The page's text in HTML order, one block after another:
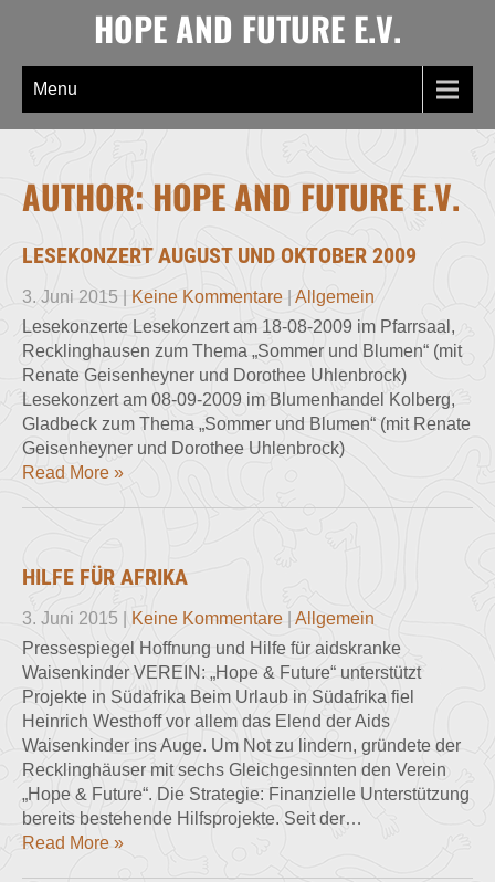
HOPE AND FUTURE E.V.
Menu
AUTHOR: HOPE AND FUTURE E.V.
LESEKONZERT AUGUST UND OKTOBER 2009
3. Juni 2015 Keine Kommentare
Allgemein
Lesekonzerte Lesekonzert am 18-08-2009 im Pfarrsaal,
Recklinghausen zum Thema „Sommer und Blumen“ (mit
Renate Geisenheyner und Dorothee Uhlenbrock)
Lesekonzert am 08-09-2009 im Blumenhandel Kolberg,
Gladbeck zum Thema „Sommer und Blumen“ (mit Renate
Geisenheyner und Dorothee Uhlenbrock)
Read More »
HILFE FÜR AFRIKA
3. Juni 2015 Keine Kommentare
Allgemein
Pressespiegel Hoffnung und Hilfe für aidskranke
Waisenkinder VEREIN: „Hope & Future“ unterstützt
Projekte in Südafrika Beim Urlaub in Südafrika fiel
Heinrich Westhoff vor allem das Elend der Aids
Waisenkinder ins Auge. Um Not zu lindern, gründete der
Recklinghäuser mit sechs Gleichgesinnten den Verein
„Hope & Future“. Die Strategie: Finanzielle Unterstützung
bereits bestehende Hilfsprojekte. Seit der…
Read More »